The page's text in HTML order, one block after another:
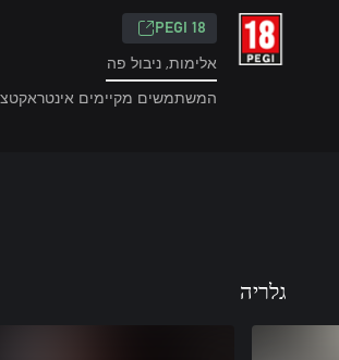
PEGI 18
אלימות, ניבול פה
המשתמשים מקיימים
גלריה